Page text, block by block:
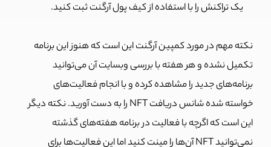
یک تراکنش را با استفاده از کیف پول آرگنت ثبت کنید.
نکته مهم در مورد کمپین آرگنت این است که هنوز این برنامه
تکمیل نشده و هر هفته با بررسی وبسایت آن می‌توانید
برنامه‌های جدید را مشاهده کرده و با انجام فعالیت‌های
خواسته شده شانس دریافت NFT را به دست آورید. نکته دیگر
این است که اگرچه با فعالیت در برنامه هفته‌های گذشته
نمی‌توانید NFT آن‌ها را مینت کنید اما این فعالیت‌ها برای